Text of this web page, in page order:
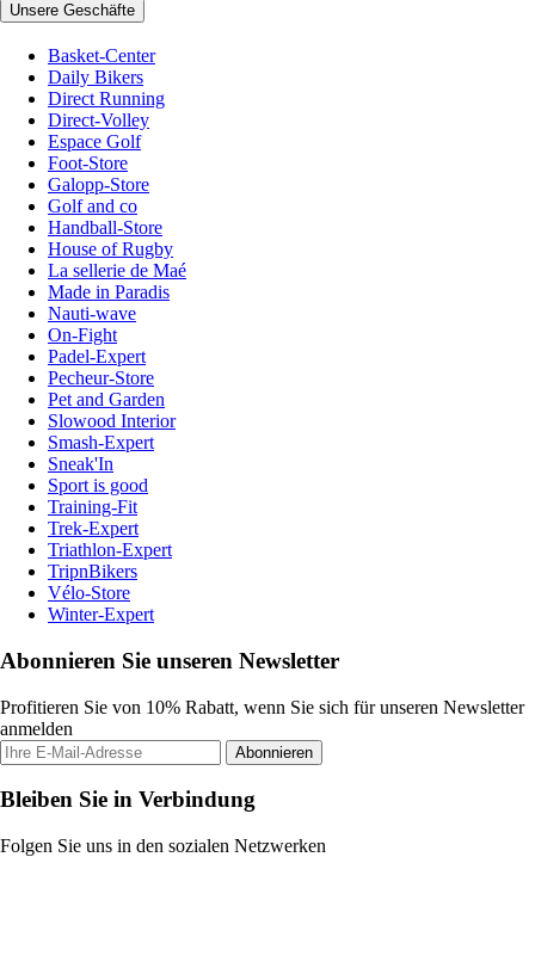
Unsere Geschäfte
Basket-Center
Daily Bikers
Direct Running
Direct-Volley
Espace Golf
Foot-Store
Galopp-Store
Golf and co
Handball-Store
House of Rugby
La sellerie de Maé
Made in Paradis
Nauti-wave
On-Fight
Padel-Expert
Pecheur-Store
Pet and Garden
Slowood Interior
Smash-Expert
Sneak'In
Sport is good
Training-Fit
Trek-Expert
Triathlon-Expert
TripnBikers
Vélo-Store
Winter-Expert
Abonnieren Sie unseren Newsletter
Profitieren Sie von 10% Rabatt, wenn Sie sich für unseren Newsletter
anmelden
Abonnieren
Bleiben Sie in Verbindung
Folgen Sie uns in den sozialen Netzwerken